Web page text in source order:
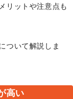
リットや注意点も
ついて解説しま
高い